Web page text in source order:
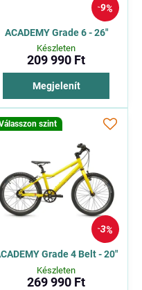
9%
ACADEMY Grade 6 - 26"
Készleten
209 990 Ft
Megjelenít
3%
szint
Grade 4 Belt - 20"
Készleten
269 990 Ft